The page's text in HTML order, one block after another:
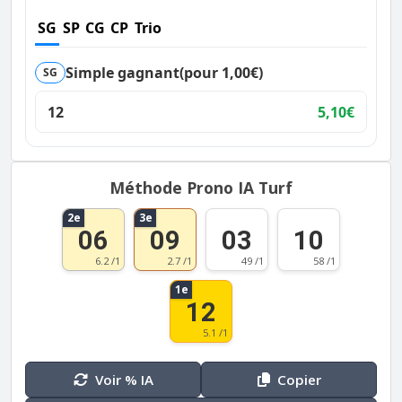
SG SP CG CP Trio
SG Simple gagnant(pour 1,00€)
12
5,10€
Méthode Prono IA Turf
2e
06
6.2 /1
3e
09
2.7 /1
03
49 /1
10
58 /1
1e
12
5.1 /1
Voir % IA Copier